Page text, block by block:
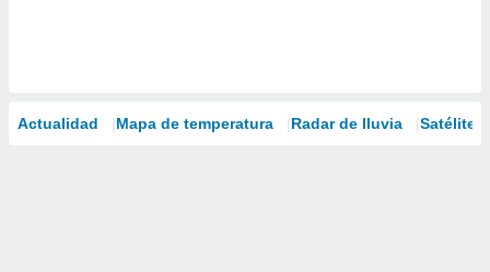
Actualidad Mapa de temperatura Radar de lluvia Satélites